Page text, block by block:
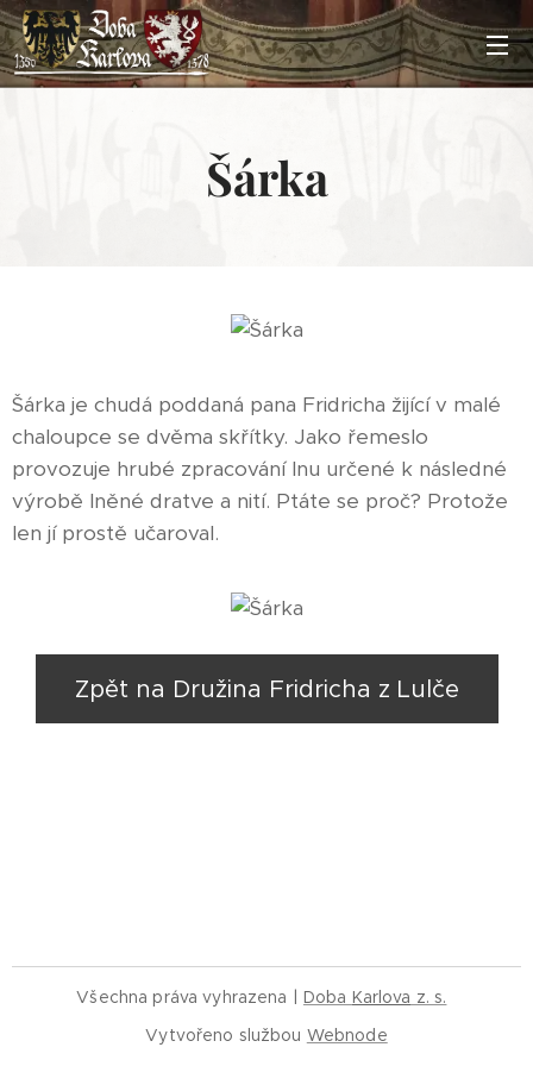
Šárka
Šárka je chudá poddaná pana Fridricha žijící v malé
chaloupce se dvěma skřítky. Jako řemeslo
provozuje hrubé zpracování lnu určené k následné
výrobě lněné dratve a nití. Ptáte se proč? Protože
len jí prostě učaroval.
Zpět na Družina Fridricha z Lulče
Všechna práva vyhrazena | Doba Karlova z. s.
Vytvořeno službou Webnode